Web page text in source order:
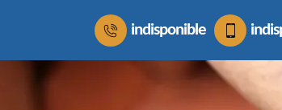
indisponible